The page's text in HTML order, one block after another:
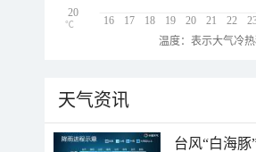
16 17 18 19 20 21 22
20
℃
温度：表示大气冷
天气资讯
台风“白海